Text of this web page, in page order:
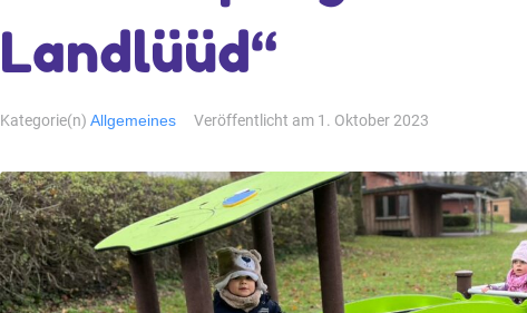
Landlüüd“
Kategorie(n) Allgemeines Veröffentlicht am 1. Oktober 2023